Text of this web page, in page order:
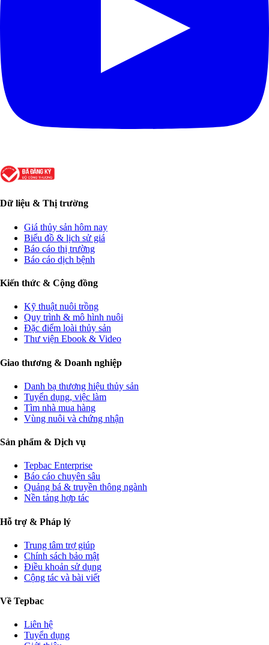
Dữ liệu & Thị trường
Giá thủy sản hôm nay
Biểu đồ & lịch sử giá
Báo cáo thị trường
Báo cáo dịch bệnh
Kiến thức & Cộng đồng
Kỹ thuật nuôi trồng
Quy trình & mô hình nuôi
Đặc điểm loài thủy sản
Thư viện Ebook & Video
Giao thương & Doanh nghiệp
Danh bạ thương hiệu thủy sản
Tuyển dụng, việc làm
Tìm nhà mua hàng
Vùng nuôi và chứng nhận
Sản phẩm & Dịch vụ
Tepbac Enterprise
Báo cáo chuyên sâu
Quảng bá & truyền thông ngành
Nền tảng hợp tác
Hỗ trợ & Pháp lý
Trung tâm trợ giúp
Chính sách bảo mật
Điều khoản sử dụng
Cộng tác và bài viết
Về Tepbac
Liên hệ
Tuyển dụng